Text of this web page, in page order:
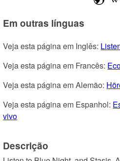
Em outras línguas
Veja esta página em Inglês:
Veja esta página em Francês:
Veja esta página em Alemão:
Veja esta página em Espanhol:
vivo
Descrição